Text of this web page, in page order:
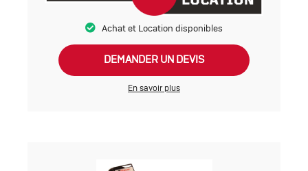
Achat et Location disponibles
DEMANDER UN DEVIS
En savoir plus